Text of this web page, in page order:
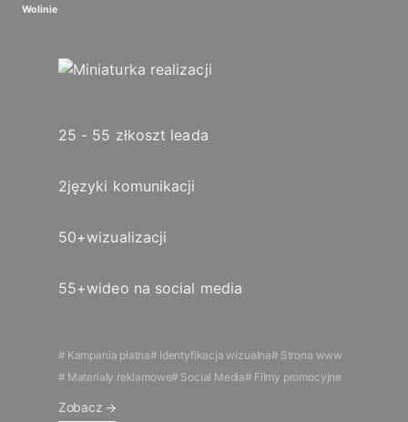
Wolinie
25 - 55 złkoszt leada
2języki komunikacji
50+wizualizacji
55+wideo na social media
Kampania płatna Identyfikacja wizualna
Strona www
Materiały reklamowe
Social Media Filmy promocyjne
Zobacz